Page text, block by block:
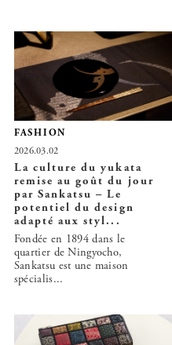
2026.03.02
La culture du yukata
remise au goût du jour
par Sankatsu – Le
potentiel du design
adapté aux styl...
Fondée en 1894 dans le
quartier de Ningyocho,
Sankatsu est une maison
spécialis...
FASHION